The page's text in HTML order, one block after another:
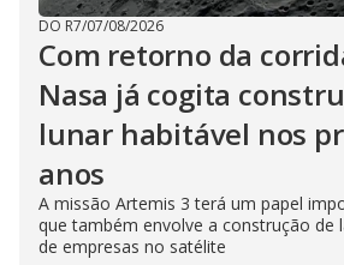
DO R7/07/08/2026
Com retorno da
Nasa já cogita
lunar habitável nos
anos
A missão Artemis 3 terá um papel
que também envolve a construção de
de empresas no satélite